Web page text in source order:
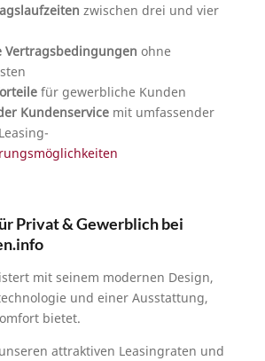
zwischen drei und vier
Vertragsbedingungen ohne
für gewerbliche Kunden
Kundenservice mit umfassender
Privat & Gewerblich bei
mit seinem modernen Design,
und einer Ausstattung,
bietet.
attraktiven Leasingraten und